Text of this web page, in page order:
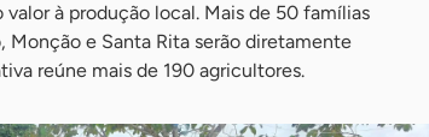
à produção local. Mais de 50 famílias
Monção e Santa Rita serão diretamente
reúne mais de 190 agricultores.